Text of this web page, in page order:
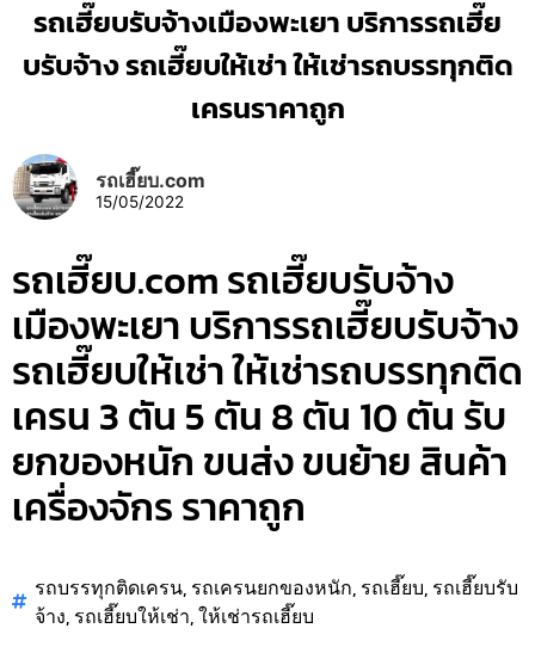
รถเฮี๊ยบรับจ้างเมืองพะเยา บริการรถเฮี๊ย
บรับจ้าง รถเฮี๊ยบให้เช่า ให้เช่ารถบรรทุกติด
เครนราคาถูก
รถเฮี๊ยบ.com
15/05/2022
รถเฮี๊ยบ.com รถเฮี๊ยบรับจ้าง
เมืองพะเยา บริการรถเฮี๊ยบรับจ้าง
รถเฮี๊ยบให้เช่า ให้เช่ารถบรรทุกติด
เครน 3 ตัน 5 ตัน 8 ตัน 10 ตัน รับ
ยกของหนัก ขนส่ง ขนย้าย สินค้า
เครื่องจักร ราคาถูก
รถบรรทุกติดเครน, รถเครนยกของหนัก, รถเฮี๊ยบ, รถเฮี๊ยบรับ
จ้าง, รถเฮี๊ยบให้เช่า,ให้เช่ารถเฮี๊ยบ